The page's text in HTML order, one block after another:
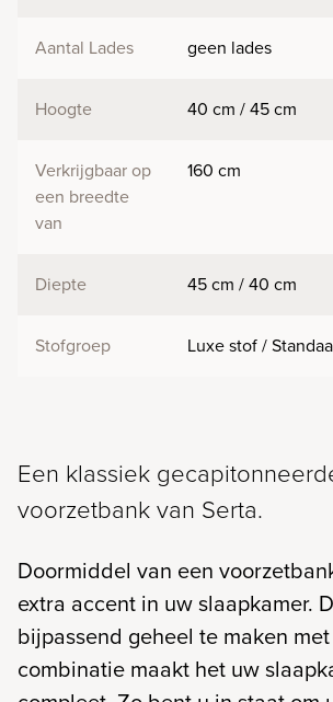
Aantal Lades geen lades
Hoogte 40 cm / 45 cm
Verkrijgbaar op
een breedte
van
160 cm
Diepte 45 cm / 40 cm
Stofgroep Luxe stof /
Een klassiek
voorzetbank van Serta.
Doormiddel van een
extra accent in uw slaapkamer.
bijpassend geheel te maken
combinatie maakt het uw